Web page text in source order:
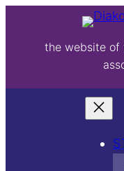
the website of